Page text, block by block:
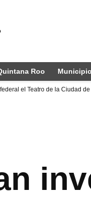
Roo
el Teatro de la Ciudad